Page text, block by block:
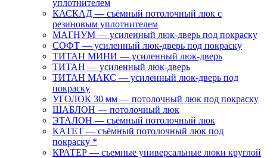
уплотнителем
КАСКАД — съёмный потолочный люк с
резиновым уплотнителем
МАГНУМ — усиленный люк-дверь под покраску
СОФТ — усиленный люк-дверь под покраску
ТИТАН МИНИ — усиленный люк-дверь
ТИТАН — усиленный люк-дверь
ТИТАН МАКС — усиленный люк-дверь под
покраску
УГОЛОК 30 мм — потолочный люк под покраску
ШАБЛОН — потолочный люк
ЭТАЛОН — съёмный потолочный люк
КАТЕТ — съёмный потолочный люк под
покраску *
КРАТЕР — съемные универсальные люки круглой